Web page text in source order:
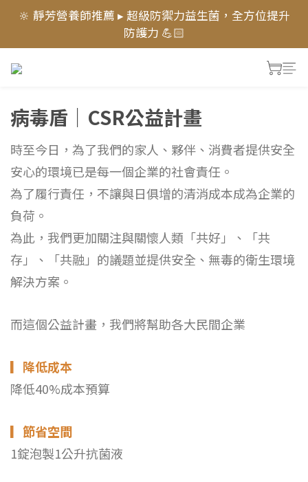
新會員登入送 1000元 購物金💰 首購 享『68折』，超
激優惠⚡
🔆 靜芳營養師推薦 ▸ 超級防禦力益生菌，全方位提升
防護力 💪🏻
✨新品上市〖萃月皙 奢眠逆齡菌膠晶萃〗✨ 7天進階好
新會員登入送 1000元 購物金💰 首購 享『68折』，超
激優惠⚡
病毒盾｜CSR公益計畫
時至今日，為了我們的家人、夥伴、消費者提供安全
安心的環境已是每一個企業的社會責任。
為了履行責任，不讓與日俱增的清消成本成為企業的
負荷。
為此，我們更加關注與關懷人類「共好」、「共
存」、「共融」的議題並提供安全、無毒的衛生環境
解決方案。
而這個公益計畫，我們將幫助各大民間企業
▎ 降低成本
降低40%成本預算
▎ 節省空間
1錠泡製1公升抗菌液